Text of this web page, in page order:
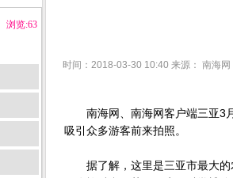
浏览:63
时间：2018-03-30 10:40 来源： 南海网
南海网、南海网客户端三亚3月
吸引众多游客前来拍照。
据了解，这里是三亚市最大的